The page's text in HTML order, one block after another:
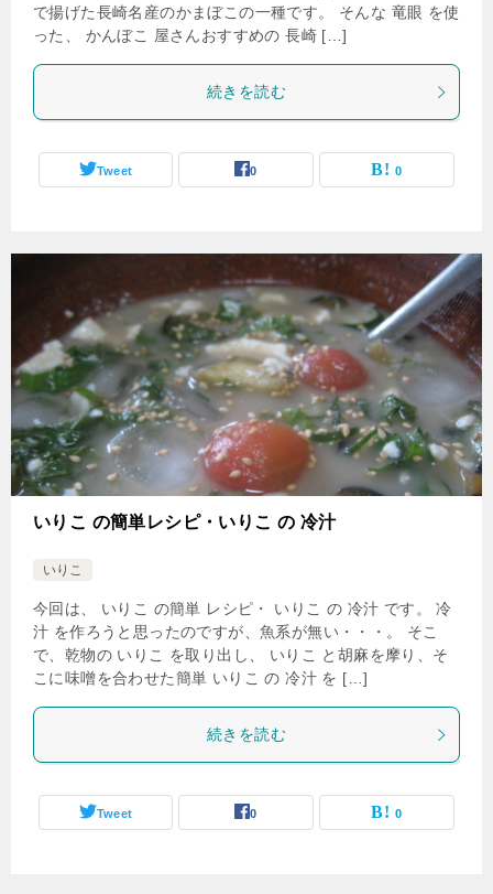
で揚げた長崎名産のかまぼこの一種です。 そんな 竜眼 を使
った、 かんぼこ 屋さんおすすめの 長崎 […]
続きを読む
Tweet 0 0
いりこ の簡単レシピ・いりこ の 冷汁
いりこ
今回は、 いりこ の簡単 レシピ・ いりこ の 冷汁 です。 冷
汁 を作ろうと思ったのですが、魚系が無い・・・。 そこ
で、乾物の いりこ を取り出し、 いりこ と胡麻を摩り、そ
こに味噌を合わせた簡単 いりこ の 冷汁 を […]
続きを読む
Tweet 0 0